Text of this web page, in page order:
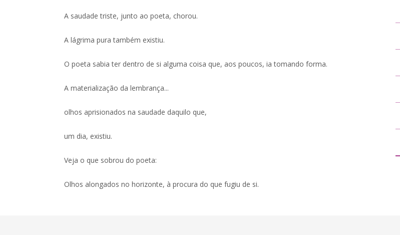
A saudade triste, junto ao poeta, chorou.
A lágrima pura também existiu.
O poeta sabia ter dentro de si alguma coisa que, aos poucos, ia tomando forma.
A materialização da lembrança...
olhos aprisionados na saudade daquilo que,
um dia, existiu.
Veja o que sobrou do poeta:
Olhos alongados no horizonte, à procura do que fugiu de si.